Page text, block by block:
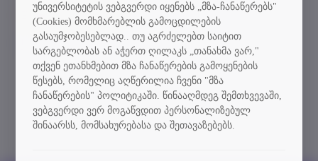
Element is not found
სიახლეებში დაბრუნება
უნივერსიტეტის ვებგვერდი იყენებს „მზა-ჩანაწერებს"
(Cookies) მომხმარებლის გამოცდილების
გასაუმჯობესებლად.. თუ აგრძელებთ საიტით
სარგებლობას ან აჭერთ ღილაკს „თანახმა ვარ,"
თქვენ ეთანხმებით მზა ჩანაწერების გამოყენების
წესებს, რომელიც აღწერილია ჩვენი "მზა
ჩანაწერების" პოლიტიკაში. წინააღმდეგ შემთხვევაში,
ვებგვერდი ვერ მოგაწვდით პერსონალიზებულ
შინაარსს, მომსახურებასა და შეთავაზებებს.